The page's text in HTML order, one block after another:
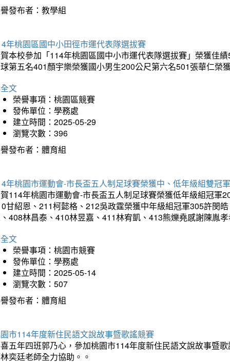
發布者：教學組
年桃園區國中小田徑市運代表隊選拔賽
本校參加「114年桃園區國中小市運代表隊選拔賽」榮獲佳
第五名401顏宇樂榮獲國小男生200公尺第六名501張華仁
文
榮譽事項：桃園區競賽
發佈單位：學務處
建立時間：2025-05-29
瀏覽次數：396
發布者：體育組
年桃園市運動會-市長盃五人制足球賽榮獲中、低年級組雙冠軍
114年桃園市運動會-市長盃五人制足球賽榮獲低年級組冠
甘紹恩、211柯懿格、212吳政霆榮獲中年級組冠軍305許閔
408林昌泰、410林昱嘉、411林宥凱、413熊爍堯感謝陳胤
文
榮譽事項：桃園市競賽
發佈單位：學務處
建立時間：2025-05-14
瀏覽次數：507
發布者：體育組
市114年度新住民語文說故事暨歌謠競賽
五年四班郭乃心，參加桃園市114年度新住民語文說故事暨
奕廷老師全力協助。。